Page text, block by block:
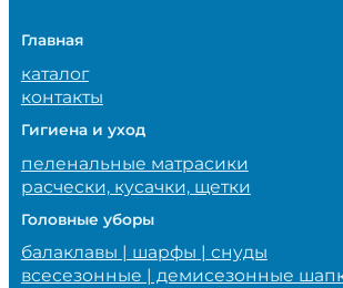
Главная
каталог
контакты
Гигиена и уход
пеленальные матрасики
расчески, кусачки, щетки
Головные уборы
балаклавы | шарфы | снуды
всесезонные | демисезонные